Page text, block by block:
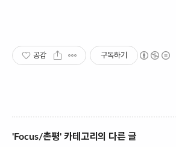
공감 구독하기
'Focus/촌평' 카테고리의 다른 글